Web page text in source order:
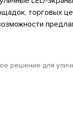
торговых
решение для